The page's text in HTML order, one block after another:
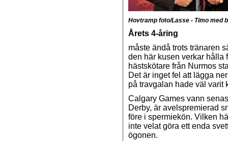
Hovtramp foto/Lasse - Timo med
Årets 4-åring
måste ändå trots tränaren
den här kusen verkar hålla
hästskötare från Nurmos
Det är inget fel att lägga
på travgalan hade väl varit
Calgary Games vann
Derby, är avelspremierad
före i spermiekön. Vilken
inte velat göra ett enda
ögonen.